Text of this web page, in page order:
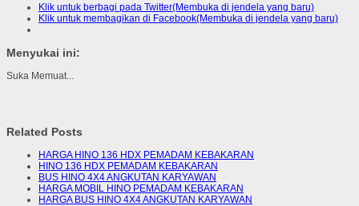
Klik untuk berbagi pada Twitter(Membuka di jendela yang baru)
Klik untuk membagikan di Facebook(Membuka di jendela yang baru)
Menyukai ini:
Suka Memuat...
Related Posts
HARGA HINO 136 HDX PEMADAM KEBAKARAN
HINO 136 HDX PEMADAM KEBAKARAN
BUS HINO 4X4 ANGKUTAN KARYAWAN
HARGA MOBIL HINO PEMADAM KEBAKARAN
HARGA BUS HINO 4X4 ANGKUTAN KARYAWAN